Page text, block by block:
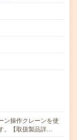
ン操作クレーンを使
。【取扱製品詳…